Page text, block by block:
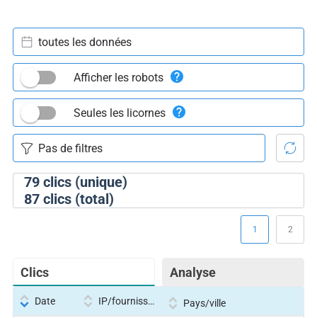
79clics (unique)
87clics (total)
toutes les données
Afficher les robots
Seules les licornes
Clics Analyse
1 2
Date IP/fournisseur Pays/ville